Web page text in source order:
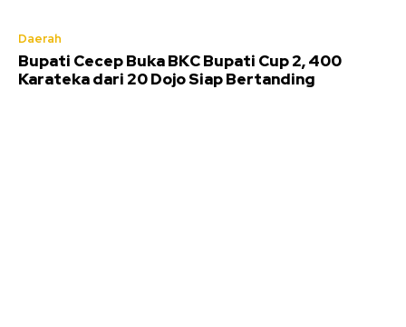
Daerah
Bupati Cecep Buka BKC Bupati Cup 2, 400
Karateka dari 20 Dojo Siap Bertanding